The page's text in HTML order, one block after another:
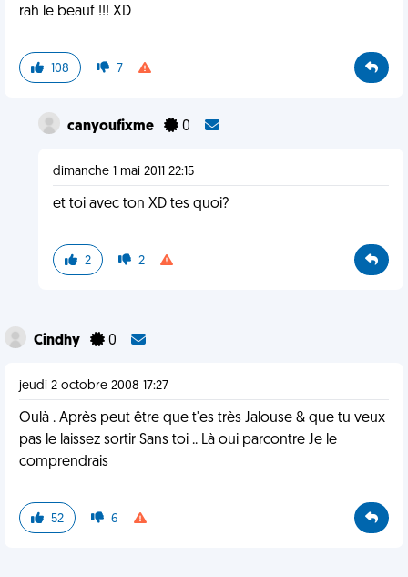
rah le beauf !!! XD
108 7
canyoufixme 0
dimanche 1 mai 2011 22:15
et toi avec ton XD tes quoi?
2 2
Cindhy 0
jeudi 2 octobre 2008 17:27
Oulà . Après peut être que t'es très Jalouse & que tu veux
pas le laissez sortir Sans toi .. Là oui parcontre Je le
comprendrais
52 6